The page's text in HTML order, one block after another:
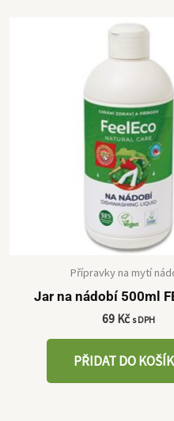
Přípravky na mytí
Jar na nádobí 500ml
69 Kč s DPH
PŘIDAT DO